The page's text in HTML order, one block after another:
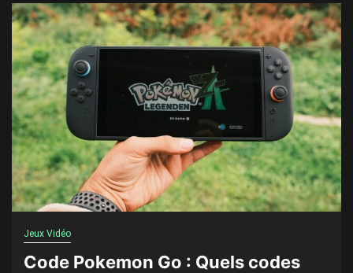
Jeux Vidéo
Code Pokemon Go : Quels codes